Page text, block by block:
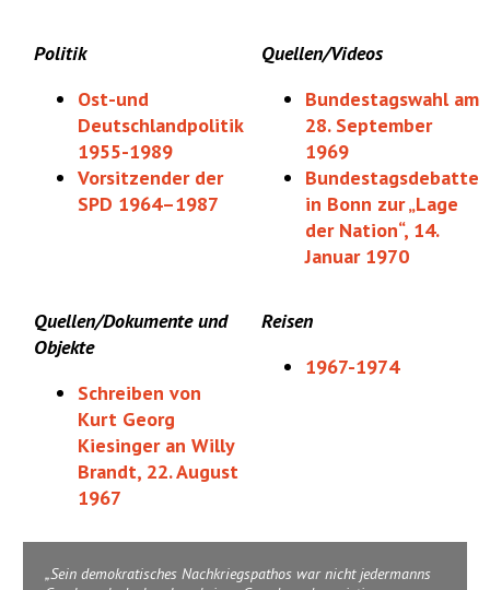
Politik
Ost-und
Deutschlandpolitik
1955-1989
Vorsitzender der
SPD 1964–1987
Quellen/Videos
Bundestagswahl am
28. September
1969
Bundestagsdebatte
in Bonn zur „Lage
der Nation“, 14.
Januar 1970
Quellen/Dokumente und
Objekte
Schreiben von
Kurt Georg
Kiesinger an Willy
Brandt, 22. August
1967
Reisen
1967-1974
Sein demokratisches Nachkriegspathos war nicht jedermanns